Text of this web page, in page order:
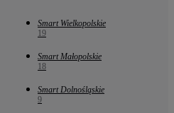
Smart Wielkopolskie
19
Smart Małopolskie
18
Smart Dolnośląskie
9